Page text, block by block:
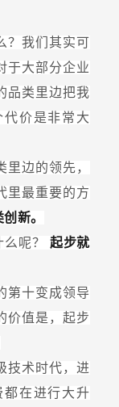
？我们其实可
于大部分企业
品类里边把我
价是非常大
边的领先，
里最重要的方
新。
呢？ 起步就
第十变成领导
价值是，起步
技术时代，进
在进行大升